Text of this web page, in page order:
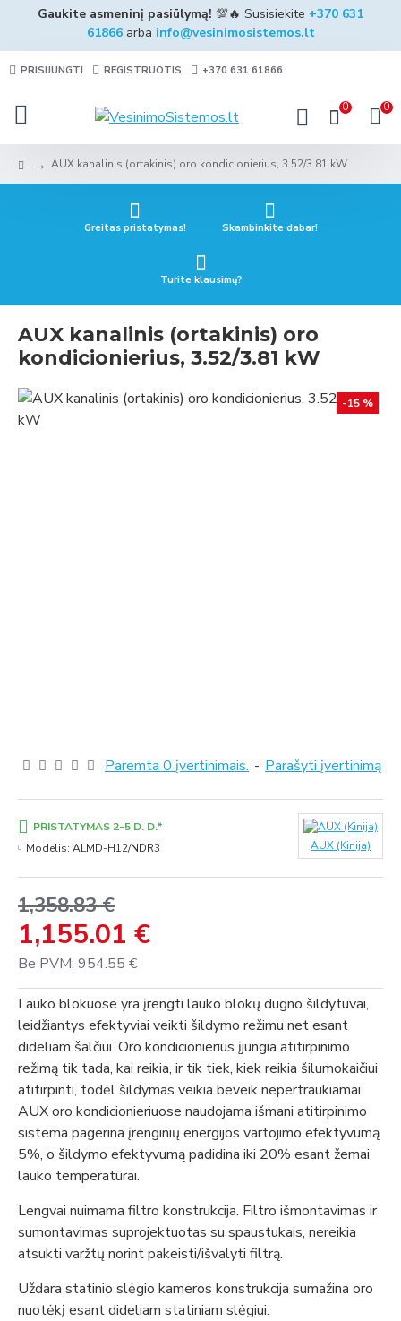
Gaukite asmeninį pasiūlymą! 💯🔥 Susisiekite +370 631
61866arba info@vesinimosistemos.lt
PRISIJUNGTI REGISTRUOTIS +370 631 61866
0 0
AUX kanalinis (ortakinis) oro kondicionierius, 3.52/3.81 kW
Greitas pristatymas! Skambinkite dabar!
Turite klausimų?
AUX kanalinis (ortakinis) oro
kondicionierius, 3.52/3.81 kW
-15 %
Paremta 0 įvertinimais. - Parašyti įvertinimą
1,155.01 €
1,358.83 €
Be PVM: 954.55 €
PRISTATYMAS 2-5 D. D.*
Modelis: ALMD-H12/NDR3 AUX (Kinija)
Lauko blokuose yra įrengti lauko blokų dugno šildytuvai,
leidžiantys efektyviai veikti šildymo režimu net esant
dideliam šalčiui. Oro kondicionierius įjungia atitirpinimo
režimą tik tada, kai reikia, ir tik tiek, kiek reikia šilumokaičiui
atitirpinti, todėl šildymas veikia beveik nepertraukiamai.
AUX oro kondicionieriuose naudojama išmani atitirpinimo
sistema pagerina įrenginių energijos vartojimo efektyvumą
5%, o šildymo efektyvumą padidina iki 20% esant žemai
lauko temperatūrai.
Lengvai nuimama filtro konstrukcija. Filtro išmontavimas ir
sumontavimas suprojektuotas su spaustukais, nereikia
atsukti varžtų norint pakeisti/išvalyti filtrą.
Uždara statinio slėgio kameros konstrukcija sumažina oro
nuotėkį esant dideliam statiniam slėgiui.